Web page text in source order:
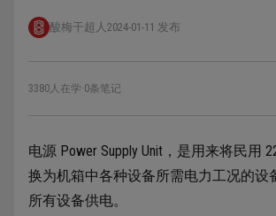
酸梅干超人 2024-01-11 发布
3380人在学·0条笔记
电源 Power Supply Unit，是用来将民用
换为机箱中各种设备所需电力工况的设
所有设备供电。